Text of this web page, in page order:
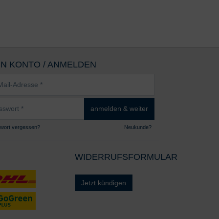
KONTO / ANMELDEN
anmelden & weiter
vergessen? Neukunde?
WIDERRUFSFORMULAR
Jetzt kündigen